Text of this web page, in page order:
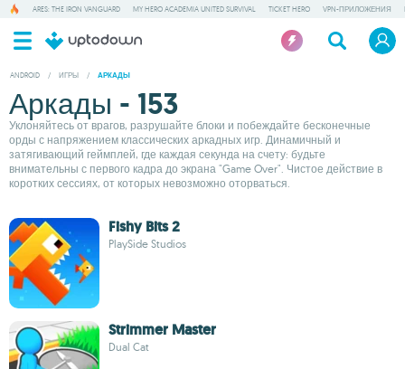
ARES: THE IRON VANGUARD MY HERO ACADEMIA UNITED SURVIVAL TICKET HERO VPN-ПРИЛОЖЕНИЯ
ANDROID / ИГРЫ / АРКАДЫ
Аркады - 153
Уклоняйтесь от врагов, разрушайте блоки и побеждайте бесконечные
орды с напряжением классических аркадных игр. Динамичный и
затягивающий геймплей, где каждая секунда на счету: будьте
внимательны с первого кадра до экрана "Game Over". Чистое действие в
коротких сессиях, от которых невозможно оторваться.
Fishy Bits 2
PlaySide Studios
Strimmer Master
Dual Cat